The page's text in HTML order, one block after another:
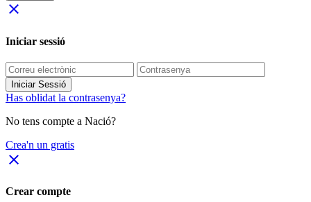
close
Iniciar sessió
Iniciar Sessió
Has oblidat la contrasenya?
No tens compte a Nació?
Crea'n un gratis
close
Crear compte